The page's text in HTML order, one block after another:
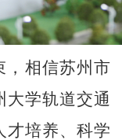
，相信苏州市
大学轨道交通
才培养、科学